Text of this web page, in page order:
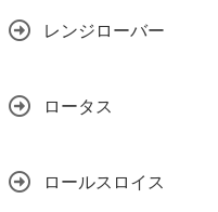
レンジローバー
ロータス
ロールスロイス